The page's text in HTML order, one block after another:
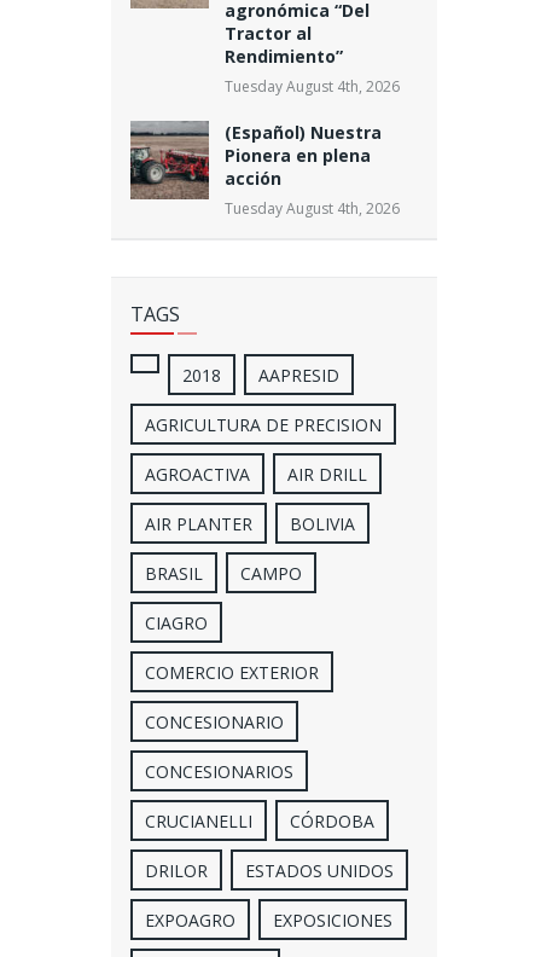
agronómica “Del
Tractor al
Rendimiento”
Tuesday August 4th, 2026
(Español) Nuestra
Pionera en plena
acción
Tuesday August 4th, 2026
TAGS
2018 AAPRESID
AGRICULTURA DE PRECISION
AGROACTIVA AIR DRILL
AIR PLANTER BOLIVIA
BRASIL CAMPO
CIAGRO
COMERCIO EXTERIOR
CONCESIONARIO
CONCESIONARIOS
CRUCIANELLI CÓRDOBA
DRILOR ESTADOS UNIDOS
EXPOAGRO EXPOSICIONES